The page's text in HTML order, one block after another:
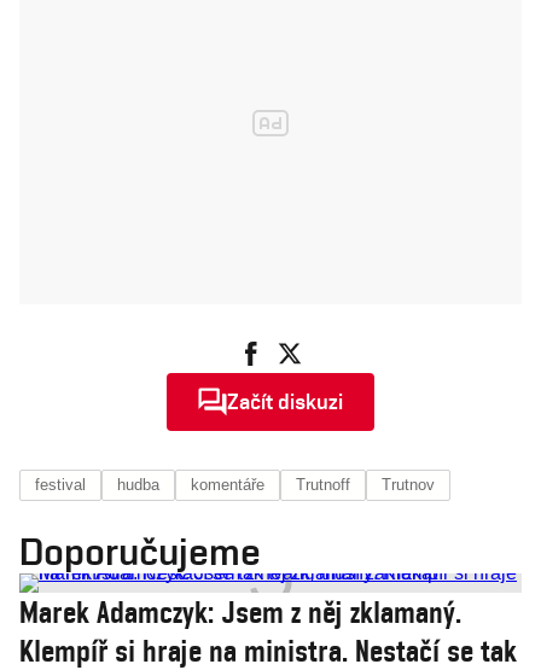
Začít diskuzi
festival hudba komentáře Trutnoff Trutnov
Doporučujeme
Marek Adamczyk: Jsem z něj zklamaný.
Klempíř si hraje na ministra. Nestačí se tak